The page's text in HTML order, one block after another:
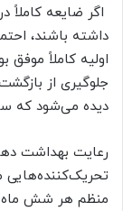
اگر ضایعه
داشته باشند،
اولیه کاملاً موفق
جلوگیری از
دیده می‌شود که
رعایت بهداشت
تحریک‌کننده‌هایی
منظم هر شش ماه